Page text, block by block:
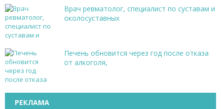
Врач ревматолог, специалист по суставам и
околосуставных
Печень обновится через год после отказа
от алкоголя,
РЕКЛАМА